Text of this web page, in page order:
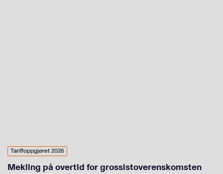
Tariffoppgjøret 2026
Mekling på overtid for grossistoverenskomsten